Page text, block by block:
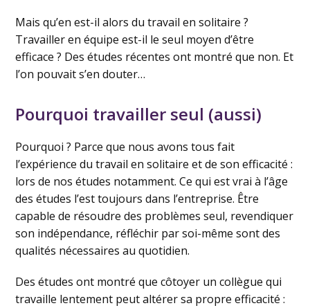
Mais qu’en est-il alors du travail en solitaire ?
Travailler en équipe est-il le seul moyen d’être
efficace ? Des études récentes ont montré que non. Et
l’on pouvait s’en douter…
Pourquoi travailler seul (aussi)
Pourquoi ? Parce que nous avons tous fait
l’expérience du travail en solitaire et de son efficacité :
lors de nos études notamment. Ce qui est vrai à l’âge
des études l’est toujours dans l’entreprise. Être
capable de résoudre des problèmes seul, revendiquer
son indépendance, réfléchir par soi-même sont des
qualités nécessaires au quotidien.
Des études ont montré que côtoyer un collègue qui
travaille lentement peut altérer sa propre efficacité :